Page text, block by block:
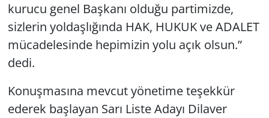
kurucu genel Başkanı olduğu partimizde,
sizlerin yoldaşlığında HAK, HUKUK ve ADALET
mücadelesinde hepimizin yolu açık olsun.”
dedi.
Konuşmasına mevcut yönetime teşekkür
ederek başlayan Sarı Liste Adayı Dilaver